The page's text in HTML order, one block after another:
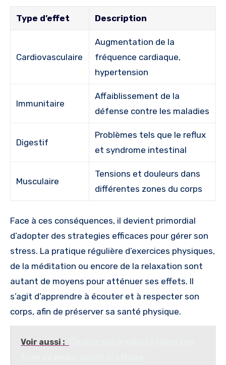
Type d’effet Description
Cardiovasculaire
Augmentation de la
fréquence cardiaque,
hypertension
Immunitaire
Affaiblissement de la
défense contre les maladies
Digestif
Problèmes tels que le reflux
et syndrome intestinal
Musculaire
Tensions et douleurs dans
différentes zones du corps
Face à ces conséquences, il devient primordial
d’adopter des strategies efficaces pour gérer son
stress. La pratique régulière d’exercices physiques,
de la méditation ou encore de la relaxation sont
autant de moyens pour atténuer ses effets. Il
s’agit d’apprendre à écouter et à respecter son
corps, afin de préserver sa santé physique.
Voir aussi :